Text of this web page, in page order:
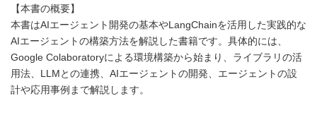
【本書の概要】
本書はAIエージェント開発の基本やLangChainを活用した実践的な
AIエージェントの構築方法を解説した書籍です。具体的には、
Google Colaboratoryによる環境構築から始まり、ライブラリの活
用法、LLMとの連携、AIエージェントの開発、エージェントの設
計や応用事例まで解説します。